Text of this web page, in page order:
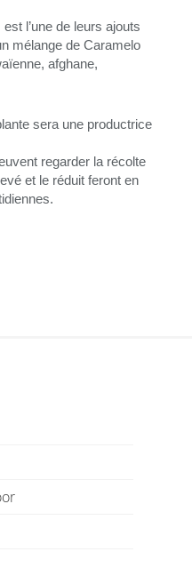
l’une de leurs ajouts
mélange de Caramelo
afghane,
sera une productrice
regarder la récolte
et le réduit feront en